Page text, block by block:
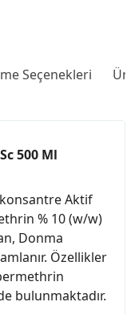
Seçenekleri
500 Ml
Aktif
% 10 (w/w)
Donma
Özellikler
bulunmaktadır.